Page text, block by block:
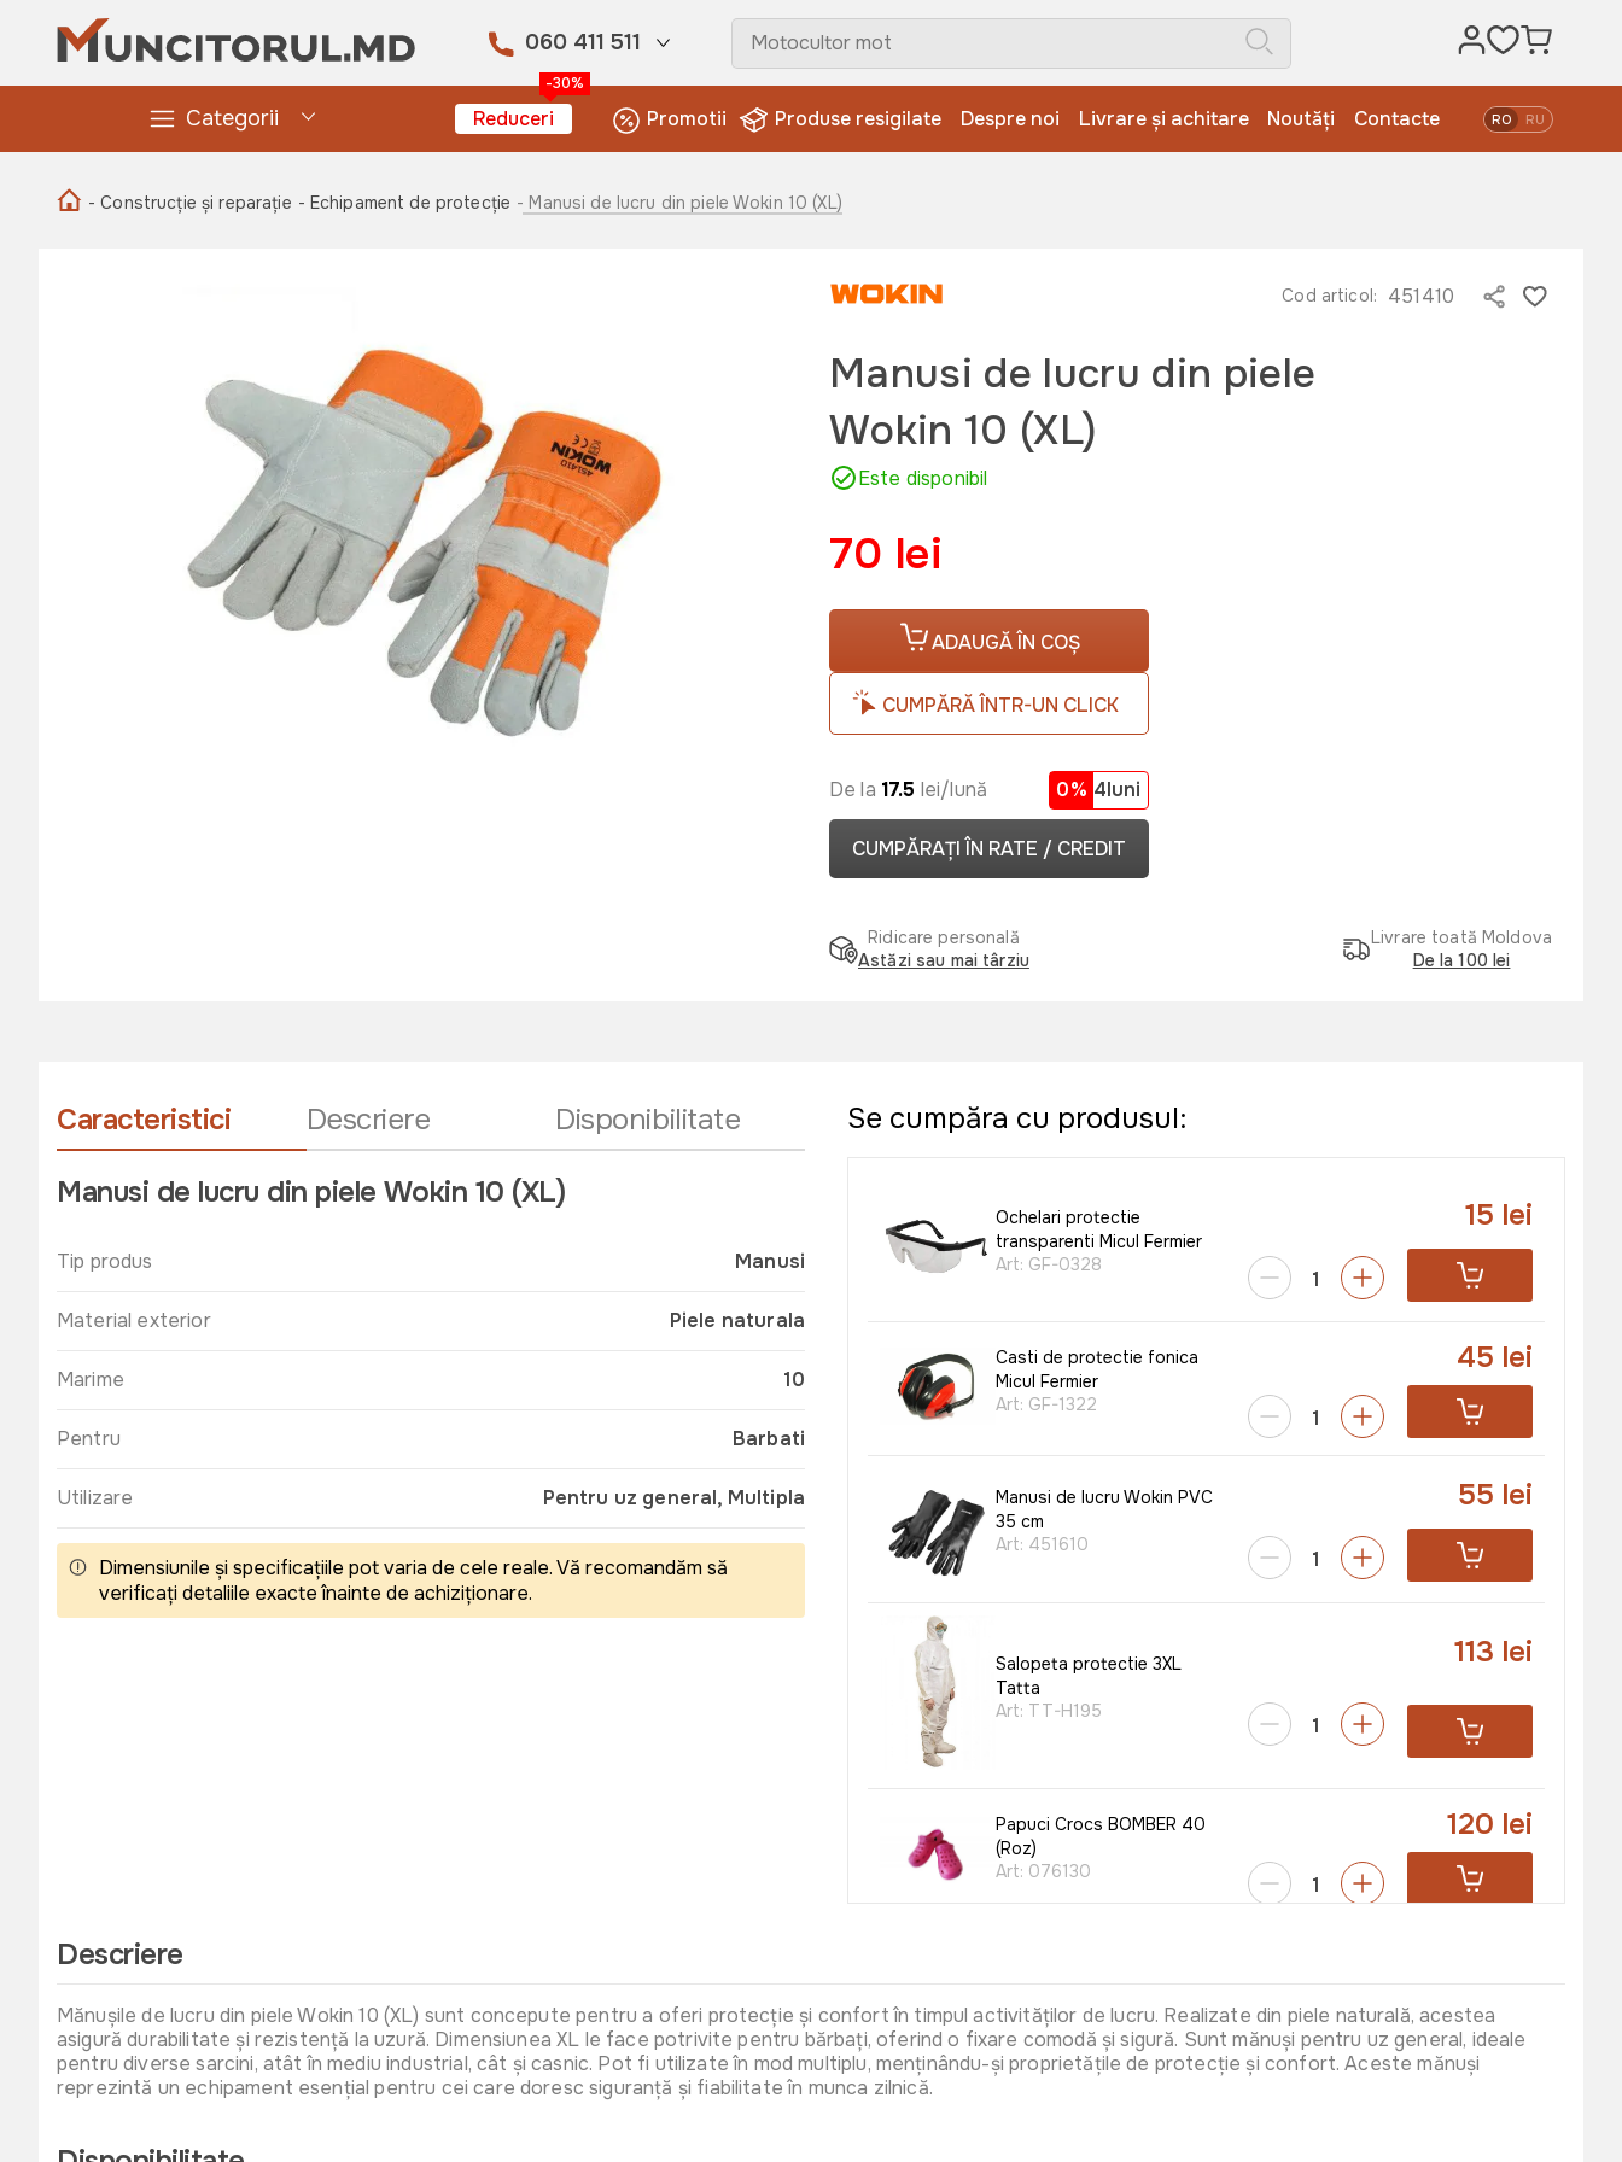
060 411 511
Categorii
-30%
Reduceri Promotii Produse resigilate Despre noi Livrare și achitare Noutăți Contacte RO RU
- Construcție și reparație - Echipament de protecție - Manusi de lucru din piele Wokin 10 (XL)
Cod articol: 451410
Manusi de lucru din piele
Wokin 10 (XL)
Este disponibil
70 lei
ADAUGĂ ÎN COȘ
CUMPĂRĂ ÎNTR-UN CLICK
De la 17.5 lei/lună 0% 4luni
CUMPĂRAȚI ÎN RATE / CREDIT
Ridicare personală
Astăzi sau mai târziu
Livrare toată Moldova
De la 100 lei
Caracteristici Descriere
Disponibilitate
Manusi de lucru din piele Wokin 10 (XL)
Tip produs Manusi
Material exterior Piele naturala
Marime 10
Pentru Barbati
Utilizare Pentru uz general, Multipla
Dimensiunile și specificațiile pot varia de cele reale. Vă recomandăm să
verificați detaliile exacte înainte de achiziționare.
Se cumpăra cu produsul:
Ochelari protectie
transparenti Micul Fermier
Art: GF-0328
15 lei
Casti de protectie fonica
Micul Fermier
Art: GF-1322
45 lei
Manusi de lucru Wokin PVC
35 cm
Art: 451610
55 lei
Salopeta protectie 3XL
Tatta
Art: TT-H195
113 lei
Papuci Crocs BOMBER 40
(Roz)
Art: 076130
120 lei
Art:454212
Descriere
Mănușile de lucru din piele Wokin 10 (XL) sunt concepute pentru a oferi protecție și confort în timpul activităților de lucru. Realizate din piele naturală, acestea
asigură durabilitate și rezistență la uzură. Dimensiunea XL le face potrivite pentru bărbați, oferind o fixare comodă și sigură. Sunt mănuși pentru uz general, ideale
pentru diverse sarcini, atât în mediu industrial, cât și casnic. Pot fi utilizate în mod multiplu, menținându-și proprietățile de protecție și confort. Aceste mănuși
reprezintă un echipament esențial pentru cei care doresc siguranță și fiabilitate în munca zilnică.